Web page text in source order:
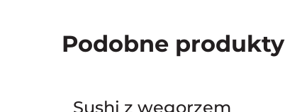
Podobne produkty
Sushi z węgorzem